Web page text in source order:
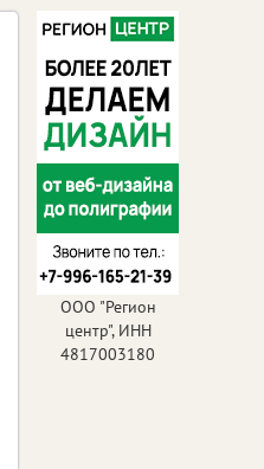
ООО "Регион
центр", ИНН
4817003180